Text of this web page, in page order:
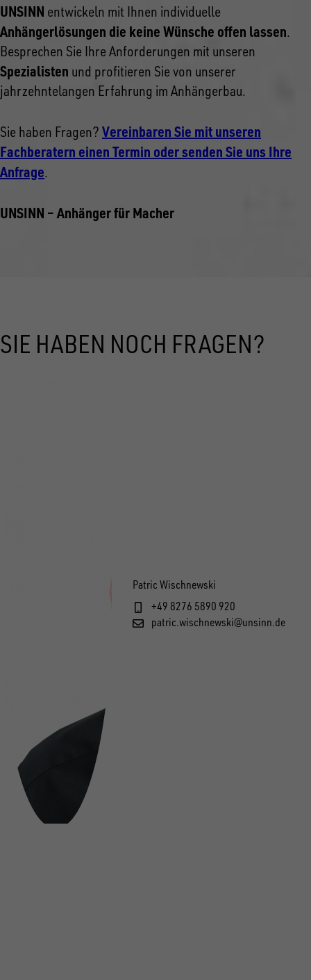
UNSINN entwickeln mit Ihnen individuelle
Anhängerlösungen die keine Wünsche offen lassen.
Besprechen Sie Ihre Anforderungen mit unseren
Spezialisten und profitieren Sie von unserer
jahrzehntelangen Erfahrung im Anhängerbau.
Sie haben Fragen? Vereinbaren Sie mit unseren
Fachberatern einen Termin oder senden Sie uns Ihre
Anfrage.
UNSINN – Anhänger für Macher
SIE HABEN NOCH FRAGEN?
Patric Wischnewski
+49 8276 5890 920
patric.wischnewski@unsinn.de